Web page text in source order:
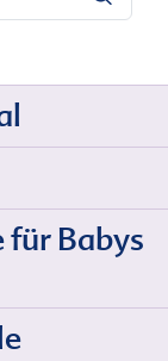
Babys